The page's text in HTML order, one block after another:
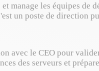
manage les équipes de
un poste de direction
avec le CEO pour
des serveurs et